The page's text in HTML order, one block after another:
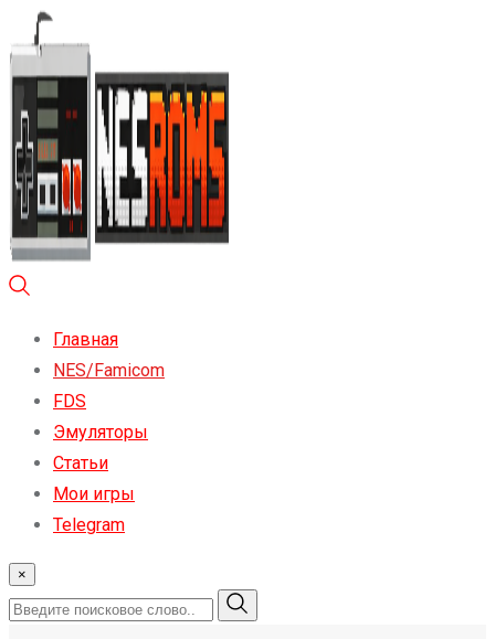
Главная
NES/Famicom
FDS
Эмуляторы
Статьи
Мои игры
Telegram
×